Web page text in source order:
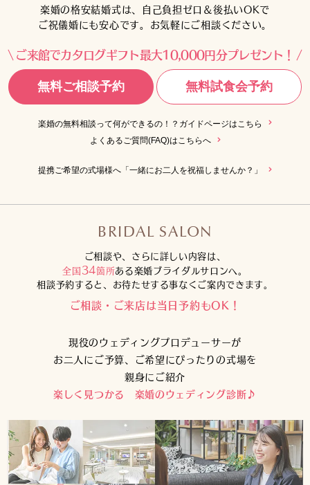
楽婚の格安結婚式は、自己負担ゼロ＆後払いOKで
ご祝儀婚にも安心です。お気軽にご相談ください。
ご来館でカタログギフト最大10,000円分プレゼント！
無料ご相談予約 無料試食会予約
楽婚の無料相談って何ができるの！？ガイドページはこちら
よくあるご質問(FAQ)はこちらへ
提携ご希望の式場様へ「一緒にお二人を祝福しませんか？」
BRIDAL SALON
ご相談や、さらに詳しい内容は、
全国34箇所ある楽婚ブライダルサロンへ。
相談予約すると、お待たせする事なくご案内できます。
ご相談・ご来店は当日予約もOK！
現役のウェディングプロデューサーが
お二人にご予算、ご希望にぴったりの式場を
親身にご紹介
楽しく見つかる 楽婚のウェディング診断♪